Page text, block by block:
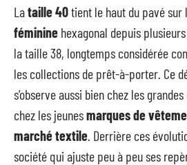
Lataille 40tient le haut du pavé sur
féminine hexagonal depuis
la taille 38, longtemps considérée
les collections de prêt-à-porter. Ce
s’observe aussi bien chez les
chez les jeunesmarques de
marché textile . Derrière ces
société qui ajuste peu à peu ses